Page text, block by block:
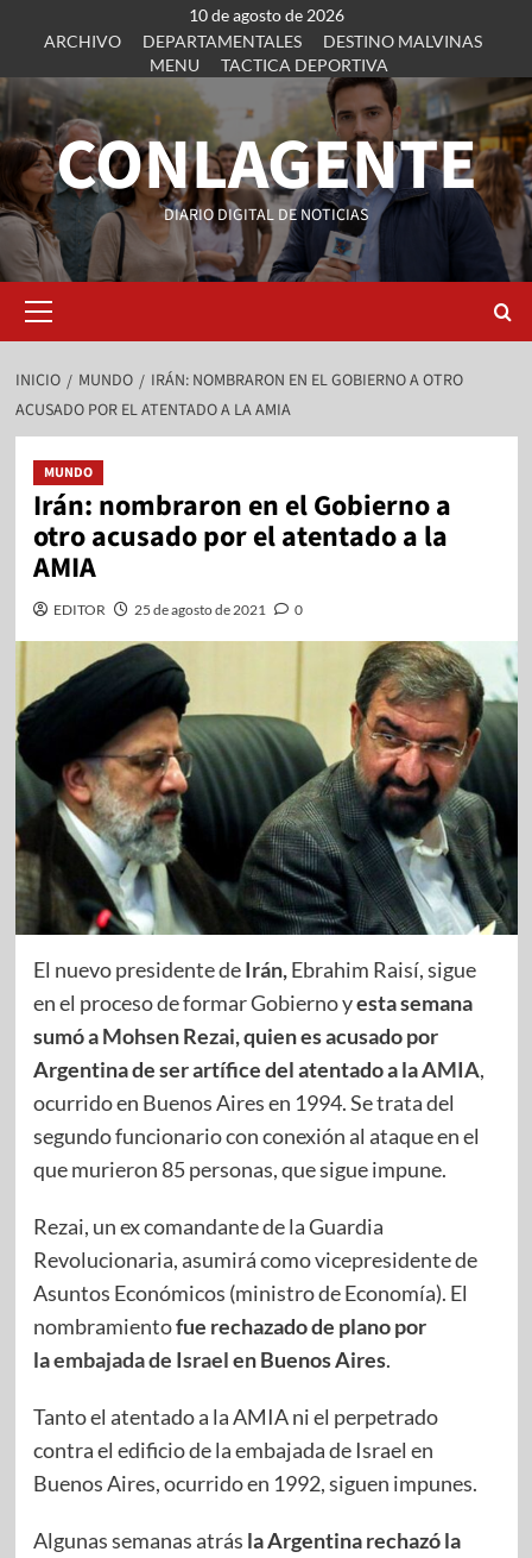
10 de agosto de 2026
ARCHIVO
DEPARTAMENTALES
DESTINO MALVINAS
MENU
TACTICA DEPORTIVA
CONLAGENTE
DIARIO DIGITAL DE NOTICIAS
INICIO MUNDO
IRÁN: NOMBRARON EN EL GOBIERNO A OTRO
ACUSADO POR EL ATENTADO A LA AMIA
MUNDO
Irán: nombraron en el Gobierno a
otro acusado por el atentado a la
AMIA
EDITOR 25 de agosto de 2021 0
El nuevo presidente deIrán,Ebrahim Raisí, sigue
en el proceso de formar Gobierno yesta semana
sumó a Mohsen Rezai, quien es acusado por
Argentina de ser artífice del atentado a laAMIA,
ocurrido en Buenos Aires en 1994. Se trata del
segundo funcionario con conexión al ataque en el
que murieron 85 personas, que sigue impune.
Rezai, un ex comandante de la Guardia
Revolucionaria, asumirá como vicepresidente de
Asuntos Económicos (ministro de Economía). El
nombramientofue rechazado de plano por
laembajada de Israelen Buenos Aires.
Tanto el atentado a la AMIA ni el perpetrado
contra el edificio de la embajada de Israel en
Buenos Aires, ocurrido en 1992, siguen impunes.
Algunas semanas atrás la Argentina rechazó la